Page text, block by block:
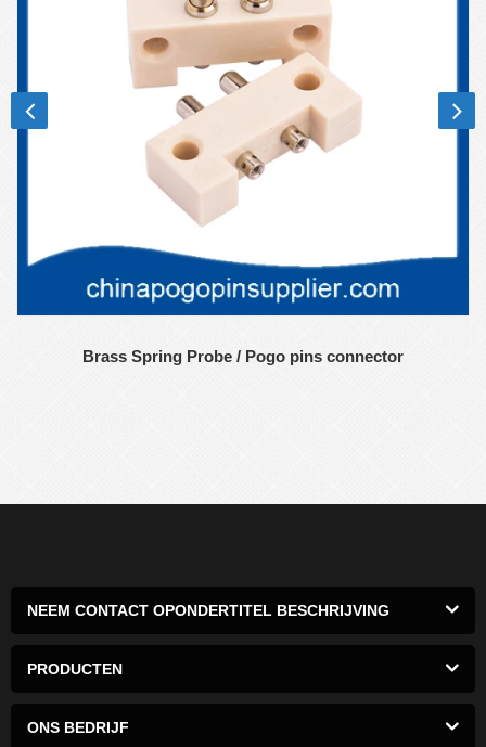
Brass Spring Probe / Pogo pins connector
NEEM CONTACT OPONDERTITEL BESCHRIJVING
PRODUCTEN
ONS BEDRIJF